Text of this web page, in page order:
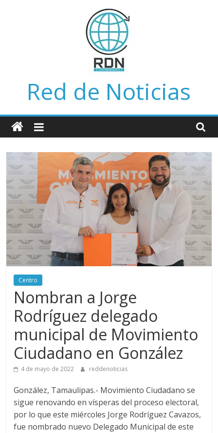
Red de Noticias
Centro
Nombran a Jorge
Rodríguez delegado
municipal de Movimiento
Ciudadano en González
4 de mayo de 2022 reddenoticias
González, Tamaulipas.- Movimiento Ciudadano se
sigue renovando en vísperas del proceso electoral,
por lo que este miércoles Jorge Rodríguez Cavazos,
fue nombrado nuevo Delegado Municipal de este